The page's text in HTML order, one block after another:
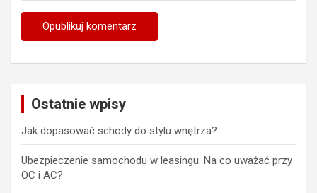
Ostatnie wpisy
Jak dopasować schody do stylu wnętrza?
Ubezpieczenie samochodu w leasingu. Na co uważać przy
OC i AC?